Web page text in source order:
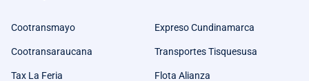
Cootransmayo Expreso Cundinamarca
Cootransaraucana Transportes Tisquesusa
Tax La Feria Flota Alianza